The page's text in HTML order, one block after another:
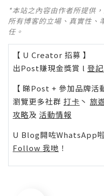
*本站之內容由作者所提供
所有博客的立場、真實性、
任。
【 U Creator 招募 】
出Post賺現金獎賞 l 登
【 睇Post + 參加品牌活
瀏覽更多社群 打卡 丶 旅
攻略及 活動情報
U Blog開咗WhatsApp
Follow 我哋 ！